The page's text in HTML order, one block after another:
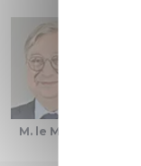
M. le Maire